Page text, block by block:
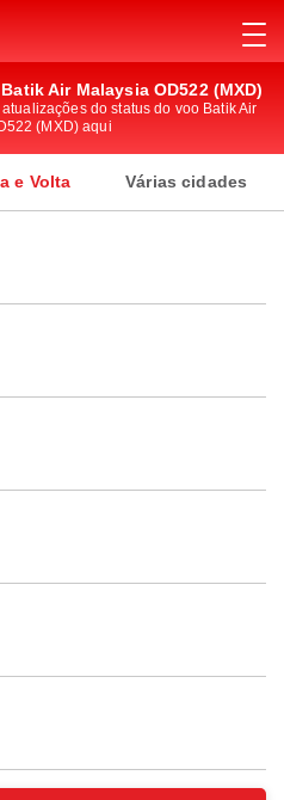
Air Malaysia OD522 (MXD)
do status do voo Batik Air
(MXD) aqui
e Volta Várias cidades